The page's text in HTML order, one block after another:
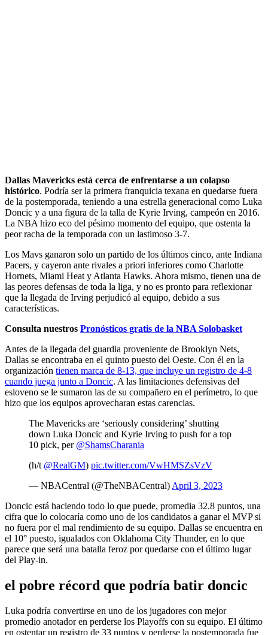
Dallas Mavericks está cerca de enfrentarse a un colapso
histórico. Podría ser la primera franquicia texana en quedarse fuera
de la postemporada, teniendo a una estrella generacional como Luka
Doncic y a una figura de la talla de Kyrie Irving, campeón en 2016.
La NBA hizo eco del pésimo momento del equipo, que ostenta la
peor racha de la temporada con un lastimoso 3-7.
Los Mavs ganaron solo un partido de los últimos cinco, ante Indiana
Pacers, y cayeron ante rivales a priori inferiores como Charlotte
Hornets, Miami Heat y Atlanta Hawks. Ahora mismo, tienen una de
las peores defensas de toda la liga, y no es pronto para reflexionar
que la llegada de Irving perjudicó al equipo, debido a sus
características.
Consulta nuestros Pronósticos gratis de la NBA Solobasket
Antes de la llegada del guardia proveniente de Brooklyn Nets,
Dallas se encontraba en el quinto puesto del Oeste. Con él en la
organización tienen marca de 8-13, que incluye un registro de 4-8
cuando juega junto a Doncic. A las limitaciones defensivas del
esloveno se le sumaron las de su compañero en el perímetro, lo que
hizo que los equipos aprovecharan estas carencias.
The Mavericks are ‘seriously considering’ shutting
down Luka Doncic and Kyrie Irving to push for a top
10 pick, per @ShamsCharania
(h/t @RealGM) pic.twitter.com/VwHMSZsVzV
— NBACentral (@TheNBACentral) April 3, 2023
Doncic está haciendo todo lo que puede, promedia 32.8 puntos, una
cifra que lo colocaría como uno de los candidatos a ganar el MVPsi
no fuera por el mal rendimiento de su equipo. Dallas se encuentra en
el 10° puesto, igualados con Oklahoma City Thunder, en lo que
parece que será una batalla feroz por quedarse con el último lugar
del Play-in.
el pobre récord que podría batir doncic
Luka podría convertirse en uno de los jugadores con mejor
promedio anotador en perderse los Playoffs con su equipo. El último
en ostentar un registro de 33 puntos y perderse la postemporada fue